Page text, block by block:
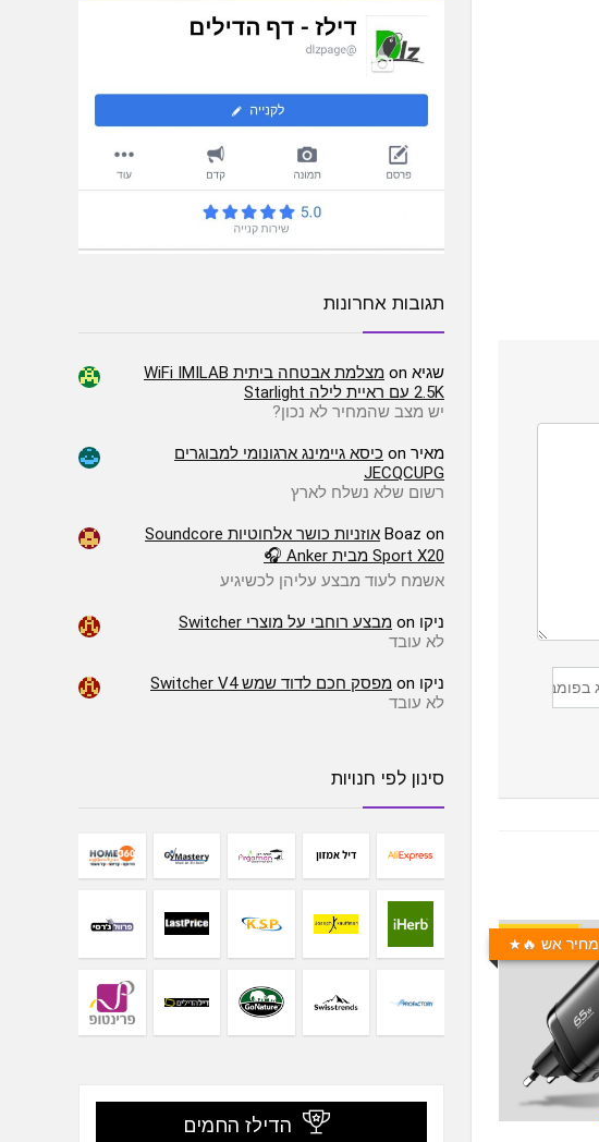
מחיר אש 🔥
תגובות אחרונות
שגיא on
מצלמת אבטחה ביתית WiFi IMILAB
2.5K עם ראיית לילה Starlight
יש מצב שהמחיר לא נכון?
מאיר on כיסא גיימינג ארגונומי למבוגרים
JECQCUPG
רשום שלא נשלח לארץ
Boaz on
אוזניות כושר אלחוטיות Soundcore
Sport X20 מבית Anker 🎧
אשמח לעוד מבצע עליהן לכשיגיע
ניקו on מבצע רוחבי על מוצרי Switcher
לא עובד
ניקו on מפסק חכם לדוד שמש Switcher V4
לא עובד
סינון לפי חנויות
הדילז החמים